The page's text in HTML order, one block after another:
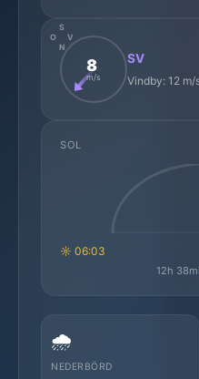
N
S
O
V
8
m/s
SV
Vindby: 12 m/
SOL
☼ 06:03
12h
🌧️
NEDERBÖRD